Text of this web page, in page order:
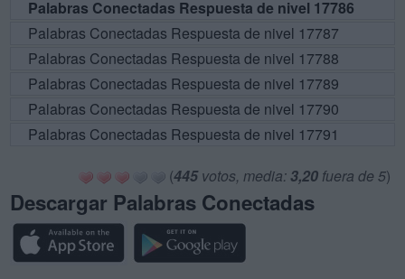
Palabras Conectadas Respuesta de nivel 17786
Palabras Conectadas Respuesta de nivel 17787
Palabras Conectadas Respuesta de nivel 17788
Palabras Conectadas Respuesta de nivel 17789
Palabras Conectadas Respuesta de nivel 17790
Palabras Conectadas Respuesta de nivel 17791
(445votos, media: 3,20 fuera de 5)
Descargar Palabras Conectadas